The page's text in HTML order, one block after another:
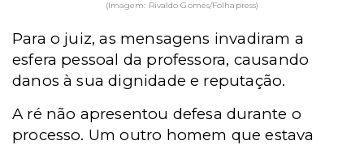
(Imagem: Rivaldo Gomes/Folhapress)
Para o juiz, as mensagens invadiram a
esfera pessoal da professora, causando
danos à sua dignidade e reputação.
A ré não apresentou defesa durante o
processo. Um outro homem que estava